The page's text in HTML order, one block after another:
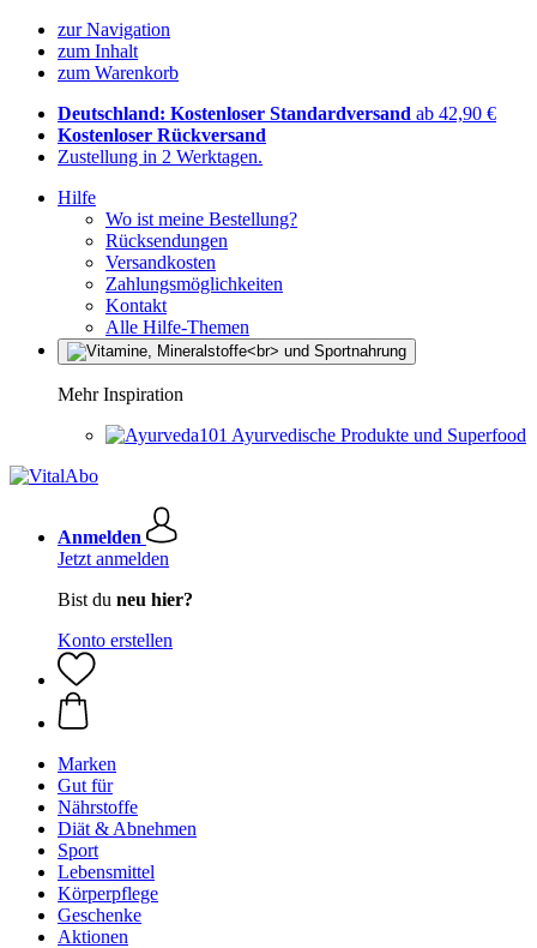
zur Navigation
zum Inhalt
zum Warenkorb
Deutschland: Kostenloser Standardversand ab 42,90 €
Kostenloser Rückversand
Zustellung in 2 Werktagen.
Hilfe
Wo ist meine Bestellung?
Rücksendungen
Versandkosten
Zahlungsmöglichkeiten
Kontakt
Alle Hilfe-Themen
Mehr Inspiration
Ayurvedische Produkte und Superfood
Anmelden
Jetzt anmelden
Bist du neu hier?
Konto erstellen
Marken
Gut für
Nährstoffe
Diät & Abnehmen
Sport
Lebensmittel
Körperpflege
Geschenke
Aktionen